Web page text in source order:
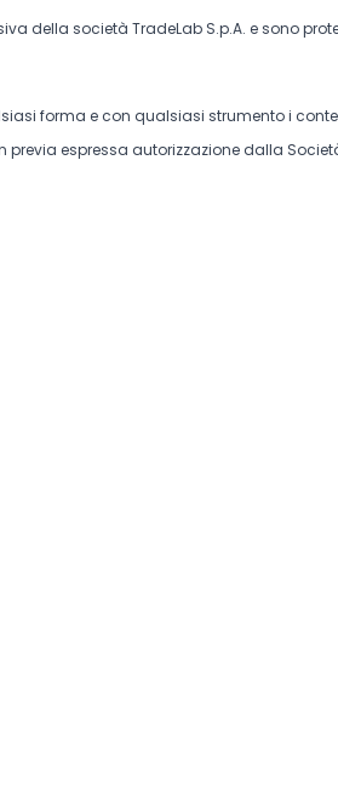
della società TradeLab S.p.A. e sono
forma e con qualsiasi strumento i
espressa autorizzazione dalla